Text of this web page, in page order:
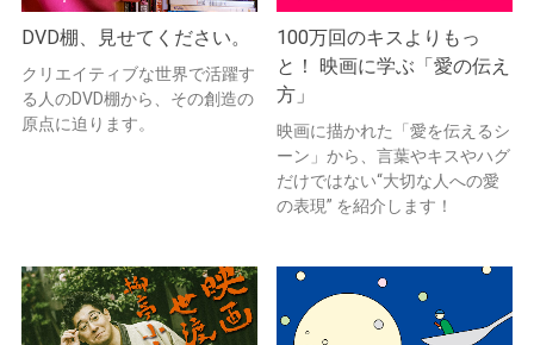
DVD棚、見せてください。
クリエイティブな世界で活躍す
る人のDVD棚から、その創造の
原点に迫ります。
100万回のキスよりもっ
と！ 映画に学ぶ「愛の伝え
方」
映画に描かれた「愛を伝えるシ
ーン」から、言葉やキスやハグ
だけではない“大切な人への愛
の表現” を紹介します！